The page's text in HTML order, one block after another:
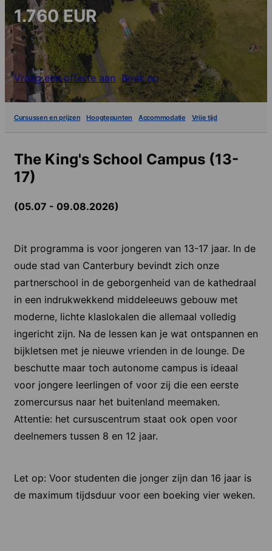
1.760EUR
Vraag een offerte aan Boek nu
Cursussen en prijzen Hoogtepunten Accommodatie Vrije tijd
The King's School Campus (13-
17)
(05.07 - 09.08.2026)
Dit programma is voor jongeren van 13-17 jaar. In de
oude stad van Canterbury bevindt zich onze
partnerschool in de geborgenheid van de kathedraal
in een indrukwekkend middeleeuws gebouw met
moderne, lichte klaslokalen die allemaal volledig
ingericht zijn. Na de lessen kan je wat ontspannen en
bijkletsen met je nieuwe vrienden in de lounge. De
beschutte maar toch autonome campus is ideaal
voor jongere leerlingen of voor zij die een eerste
zomercursus naar het buitenland meemaken.
Attentie: het cursuscentrum staat ook open voor
deelnemers tussen 8 en 12 jaar.
Let op: Voor studenten die jonger zijn dan 16 jaar is
de maximum tijdsduur voor een boeking vier weken.